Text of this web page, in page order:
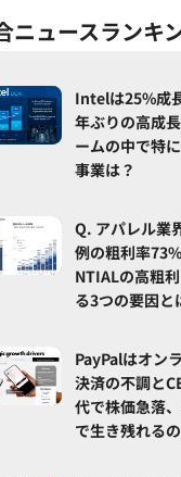
ニュースランキ
Intelは25%成
年ぶりの高成
ームの中で特
事業は？
Q. アパレル業
例の粗利率
NTIALの高粗
る3つの要因と
PayPalはオン
決済の不調と
代で株価急落
で生き残れる